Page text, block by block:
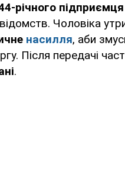
річного
Чоловіка
насилля, аби
Після передачі
.